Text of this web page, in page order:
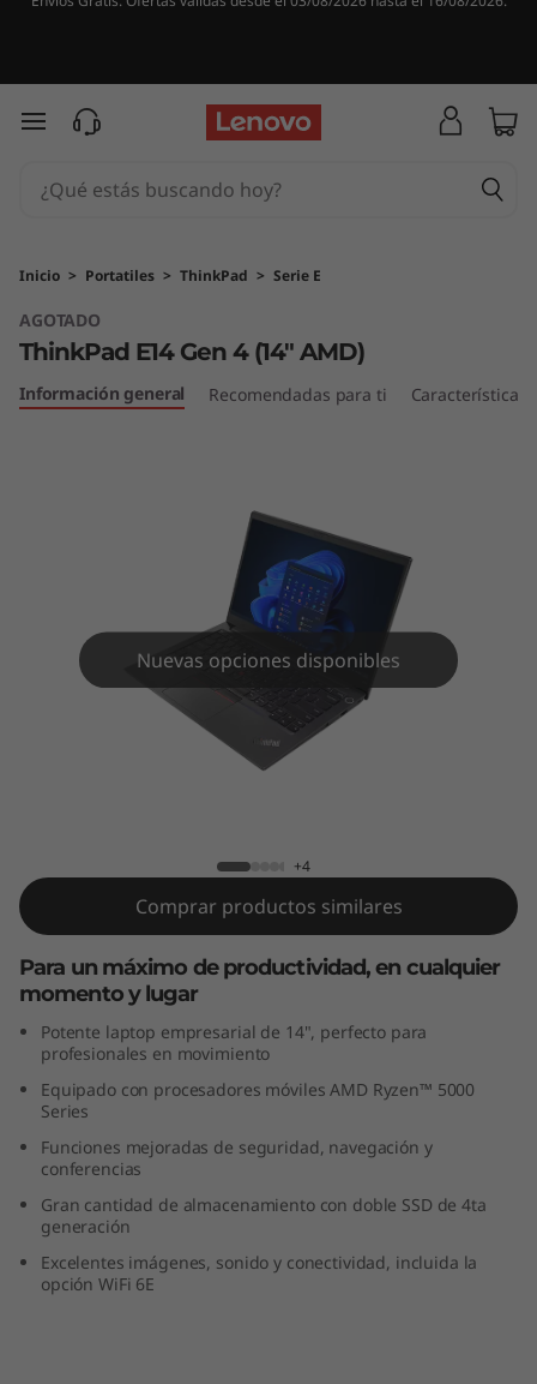
h
P
a
d
4
A
D
Ir al contenido principal
Inicio > Portatiles > ThinkPad > Serie E
AGOTADO
ThinkPad E14 Gen 4 (14" AMD)
Información general Recomendadas para ti Características
Nuevas opciones disponibles
+4
Comprar productos similares
Para un máximo de productividad, en cualquier
momento y lugar
Potente laptop empresarial de 14", perfecto para
profesionales en movimiento
Equipado con procesadores móviles AMD Ryzen™ 5000
Series
Funciones mejoradas de seguridad, navegación y
conferencias
Gran cantidad de almacenamiento con doble SSD de 4ta
generación
Excelentes imágenes, sonido y conectividad, incluida la
opción WiFi 6E